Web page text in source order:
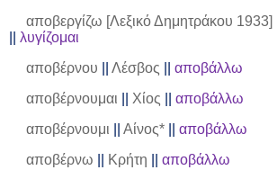
αποβεργίζω [Λεξικό Δημητράκου 1933]
λυγίζομαι
αποβέρνου
Λέσβος
αποβάλλω
αποβέρνουμαι
Χίος
αποβάλλω
αποβέρνουμι
Αίνος*|| αποβάλλω
αποβέρνω
Κρήτη
αποβάλλω